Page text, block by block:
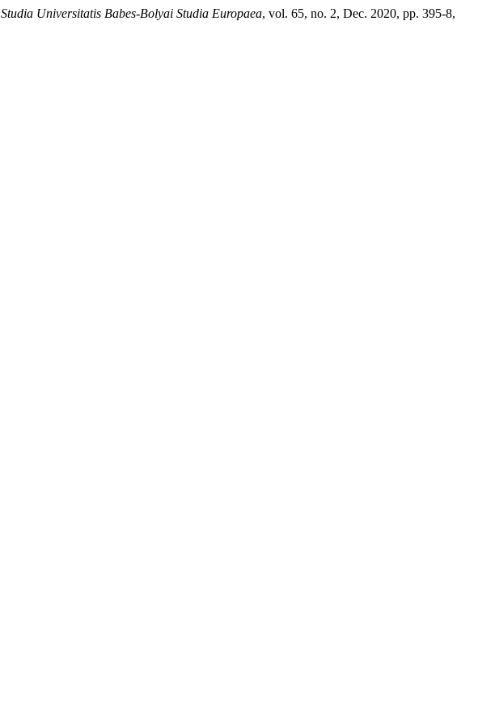
Studia Universitatis Babes-Bolyai Studia Europaea, vol. 65, no. 2, Dec. 2020, pp. 395-8,